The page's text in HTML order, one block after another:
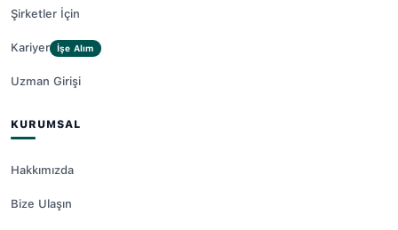
Şirketler İçin
Kariyer İşe Alım
Uzman Girişi
KURUMSAL
Hakkımızda
Bize Ulaşın